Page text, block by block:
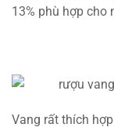
13% phù hợp cho
Vang rất thích